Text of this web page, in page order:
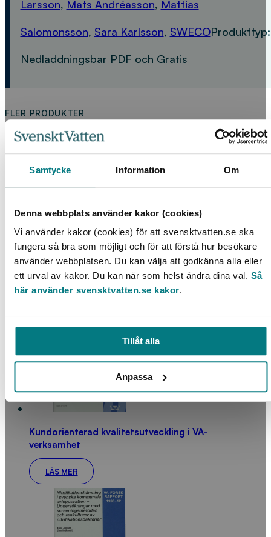
Samtycke Information Om
Denna webbplats använder kakor (cookies)
Vi använder kakor (cookies) för att svensktvatten.se ska
fungera så bra som möjligt och för att förstå hur besökare
använder webbplatsen. Du kan välja att godkänna alla eller
ett urval av kakor. Du kan när som helst ändra dina val. Så
här använder svensktvatten.se kakor.
Tillåt alla
Anpassa
Larsson, Mats Andréasson, Mattias
Salomonsson, Sara Karlsson, SWECOProdukttyp:
Nedladdningsbar PDF och Gratis
FLER PRODUKTER
Läcksökning med hjälp av tryckslagsmätningar –
Transientmetoden
LÄS MER
Kundorienterad kvalitetsutveckling i VA-
verksamhet
LÄS MER